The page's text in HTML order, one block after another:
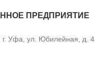
ПРЕДПРИЯТИЕ
г. Уфа, ул. Юбилейная, д. 4,